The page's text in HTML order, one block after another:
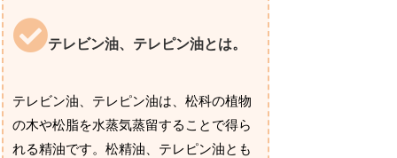
テレビン油、テレピン油とは。
テレビン油、テレピン油は、松科の植物
の木や松脂を水蒸気蒸留することで得ら
れる精油です。松精油、テレピン油とも